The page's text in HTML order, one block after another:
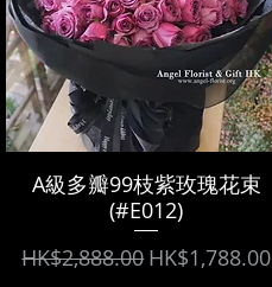
A級多瓣99枝紫玫瑰花束
(#E012)
Regular Price
HK$2,888.00Sale Price
HK$1,788.00